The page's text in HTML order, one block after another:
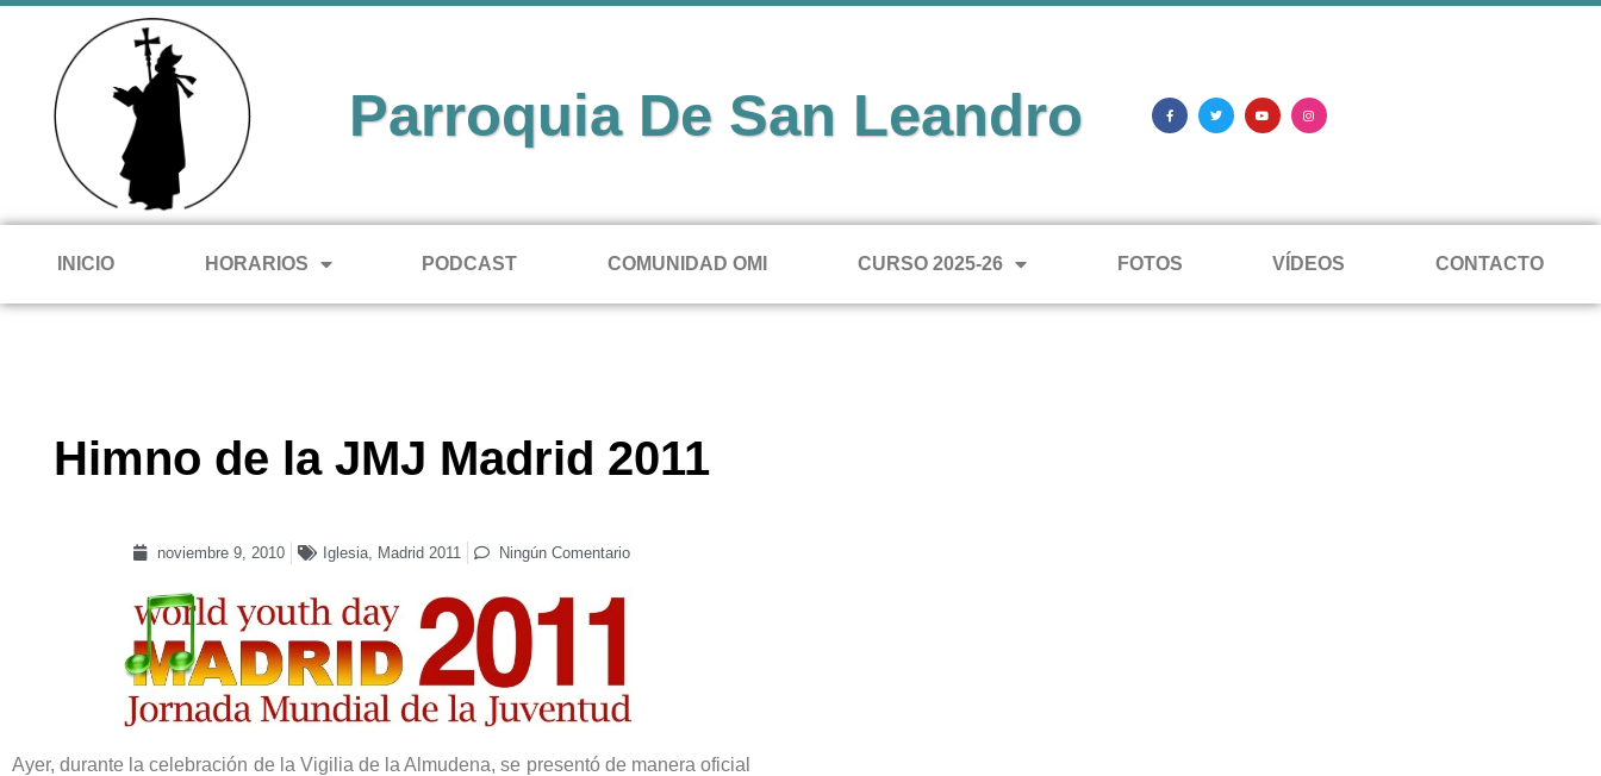
Parroquia De San Leandro
INICIO HORARIOS PODCAST COMUNIDAD OMI CURSO 2025-26 FOTOS VÍDEOS CONTACTO
Himno de la JMJ Madrid 2011
noviembre 9, 2010 Iglesia Madrid 2011 Ningún Comentario
Ayer, durante la celebración de la Vigilia de la Almudena, se presentó de manera oficial